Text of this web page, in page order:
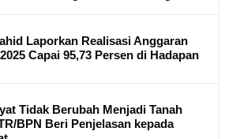
Laporkan Realisasi Anggaran
Capai 95,73 Persen di Hadapan
Tidak Berubah Menjadi Tanah
BPN Beri Penjelasan kepada